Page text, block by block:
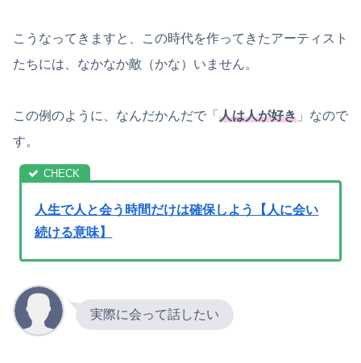
こうなってきますと、この時代を作ってきたアーティスト
たちには、なかなか敵（かな）いません。
この例のように、なんだかんだで「 人は人が好き 」なので
す。
人生で人と会う時間だけは確保しよう【人に会い
続ける意味】
実際に会って話したい